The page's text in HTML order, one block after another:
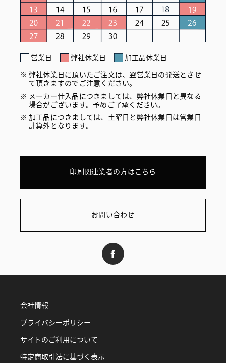
営業日 弊社休業日
加工品休業日
弊社休業日に頂いたご注文は、翌営業日の発送とさせ
て頂きますのでご注意ください。
メーカー仕入品につきましては、弊社休業日と異なる
場合がございます。予めご了承ください。
加工品につきましては、土曜日と弊社休業日は営業日
計算外となります。
印刷関連業者の方はこちら
お問い合わせ
会社情報
プライバシーポリシー
サイトのご利用について
特定商取引法に基づく表示